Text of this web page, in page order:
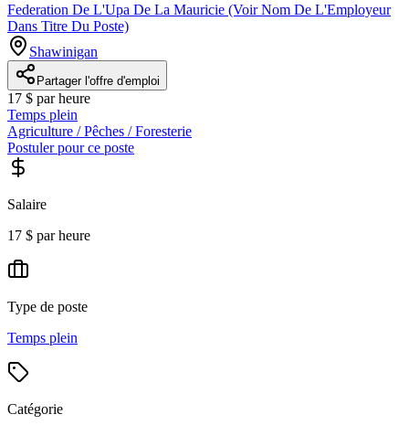
Federation De L'Upa De La Mauricie (Voir Nom De L'Employeur
Dans Titre Du Poste)
Shawinigan
Partager l'offre d'emploi
17 $ par heure
Temps plein
Agriculture / Pêches / Foresterie
Postuler pour ce poste
Salaire
17 $ par heure
Type de poste
Temps plein
Catégorie